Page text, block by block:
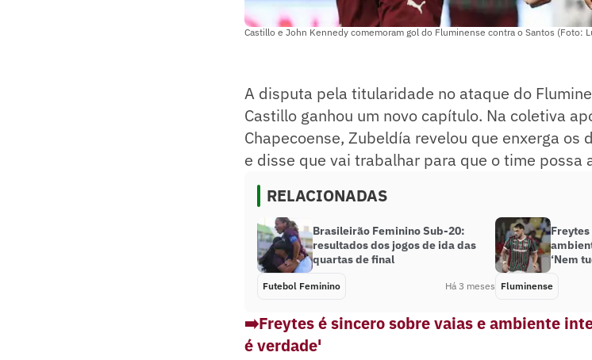
Castillo e John Kennedy comemoram gol do Fluminense contra o Santos (Foto:
A disputa pela titularidade no ataque do
Castillo ganhou um novo capítulo. Na coletiva
Chapecoense, Zubeldía revelou que enxerga os
e disse que vai trabalhar para que o time possa
RELACIONADAS
Brasileirão Feminino Sub-20:
resultados dos jogos de ida das
quartas de final
Futebol Feminino Há 3 meses
‘Nem
Fluminense
➡️Freytes é sincero sobre vaias e ambiente
é verdade'